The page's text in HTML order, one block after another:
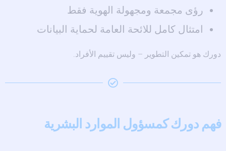
رؤى مجمعة ومجهولة الهوية فقط
امتثال كامل للائحة العامة لحماية البيانات
دورك هو تمكين التطوير – وليس تقييم الأفراد.
فهم دورك كمسؤول الموارد البشرية